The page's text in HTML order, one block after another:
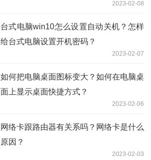
2023-02-08
台式电脑win10怎么设置自动关机？怎样
给台式电脑设置开机密码？
2023-02-07
如何把电脑桌面图标变大？如何在电脑桌
面上显示桌面快捷方式？
2023-02-06
网络卡跟路由器有关系吗？网络卡是什么
原因？
2023-02-03